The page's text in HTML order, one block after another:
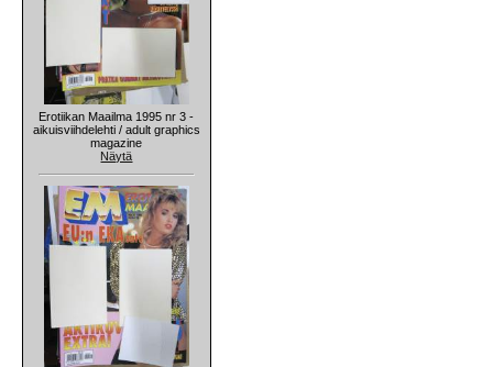
Erotiikan Maailma 1995 nr 3 -
aikuisviihdelehti / adult graphics
magazine
Näytä